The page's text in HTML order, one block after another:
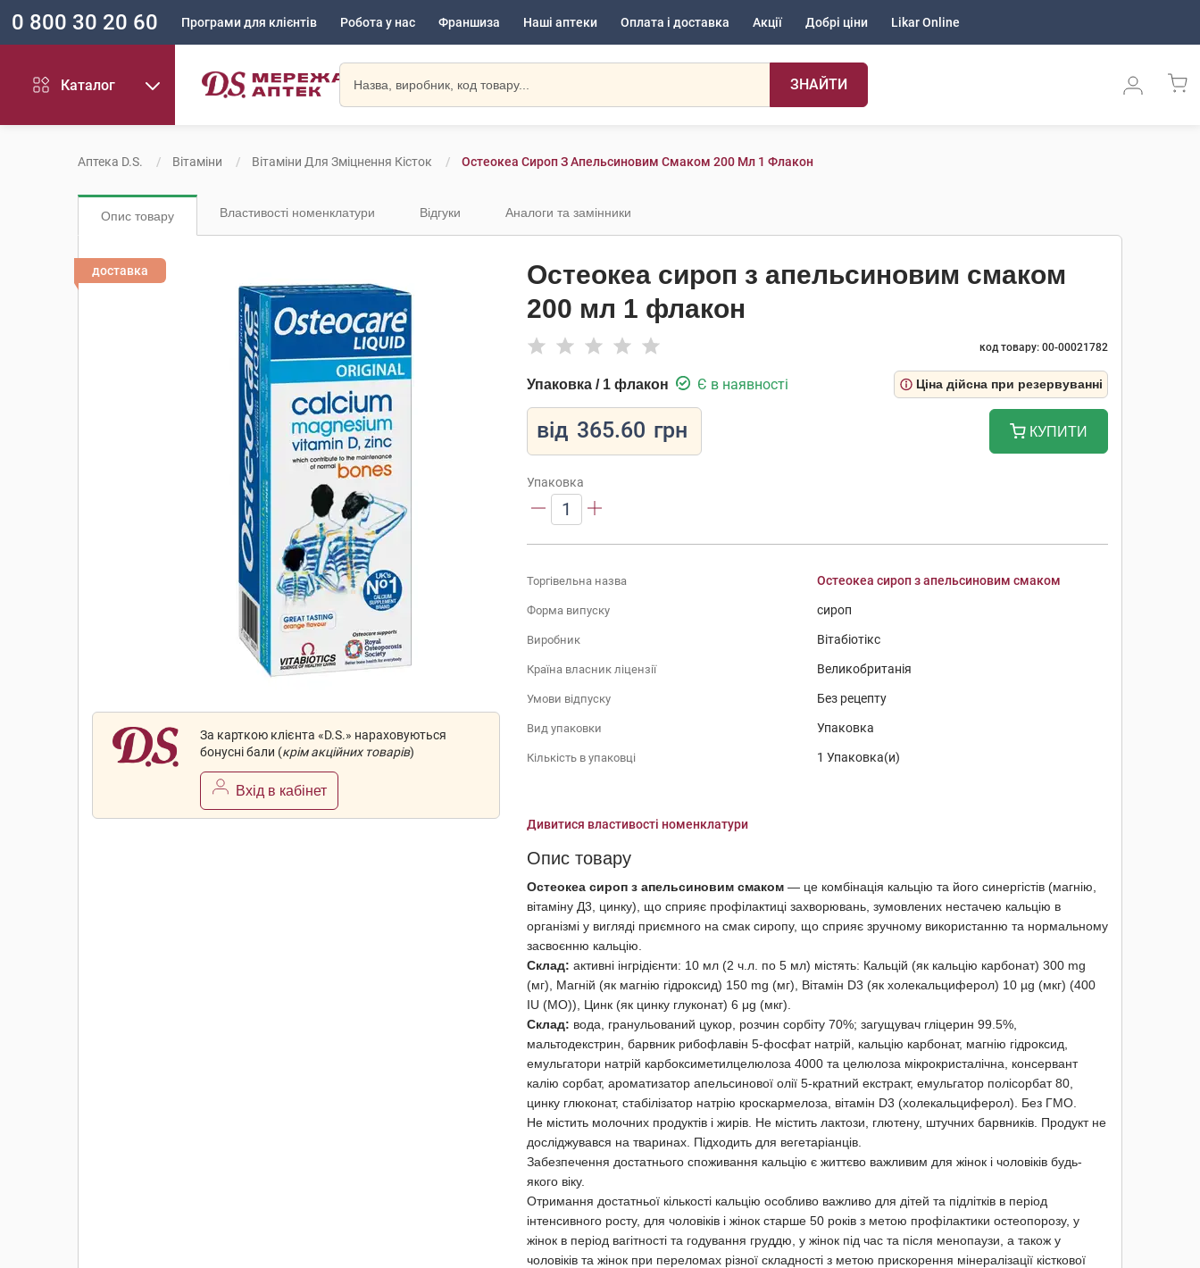
0 800 30 20 60 Програми для клієнтів Робота у нас Франшиза Наші аптеки Оплата і доставка Акції Добрі ціни Likar Online
Каталог ЗНАЙТИ
Аптека D.S. Вітаміни Вітаміни Для Зміцнення Кісток Остеокеа Сироп З Апельсиновим Смаком 200 Мл 1 Флакон
Опис товару Властивості номенклатури Відгуки Аналоги та замінники
доставка
За карткою клієнта «D.S.» нараховуються
бонусні бали (крім акційних товарів)
Вхід в кабінет
Остеокеа сироп з апельсиновим смаком
200 мл 1 флакон
код товару: 00-00021782
Упаковка / 1 флакон Є в наявності Ціна дійсна при резервуванні
від 365.60 грн КУПИТИ
Упаковка
1
Торгівельна назва Остеокеа сироп з апельсиновим смаком
Форма випуску сироп
Виробник Вітабіотікс
Країна власник ліцензії Великобританія
Умови відпуску Без рецепту
Вид упаковки Упаковка
Кількість в упаковці 1 Упаковка(и)
Дивитися властивості номенклатури
Опис товару
Остеокеа сироп з апельсиновим смаком — це комбінація кальцію та його синергістів (магнію,
вітаміну Д3, цинку), що сприяє профілактиці захворювань, зумовлених нестачею кальцію в
організмі у вигляді приємного на смак сиропу, що сприяє зручному використанню та нормальному
засвоєнню кальцію.
Склад: активні інгрідієнти: 10 мл (2 ч.л. по 5 мл) містять: Кальцій (як кальцію карбонат) 300 mg
(мг), Магній (як магнію гідроксид) 150 mg (мг), Вітамін D3 (як холекальциферол) 10 µg (мкг) (400
IU (MO)), Цинк (як цинку глуконат) 6 μg (мкг).
Cклад: вода, гранульований цукор, розчин сорбіту 70%; загущувач гліцерин 99.5%,
мальтодекстрин, барвник рибофлавін 5-фосфат натрій, кальцію карбонат, магнію гідроксид,
емульгатори натрій карбоксиметилцелюлоза 4000 та целюлоза мікрокристалічна, консервант
калію сорбат, ароматизатор апельсинової олії 5-кратний екстракт, емульгатор полісорбат 80,
цинку глюконат, стабілізатор натрію кроскармелоза, вітамін D3 (холекальциферол). Без ГМО.
Не містить молочних продуктів і жирів. Не містить лактози, глютену, штучних барвників. Продукт не
досліджувався на тваринах. Підходить для вегетаріанців.
Забезпечення достатнього споживання кальцію є життєво важливим для жінок і чоловіків будь-
якого віку.
Отримання достатньої кількості кальцію особливо важливо для дітей та підлітків в період
інтенсивного росту, для чоловіків і жінок старше 50 років з метою профілактики остеопорозу, у
жінок в період вагітності та годування груддю, у жінок під час та після менопаузи, а також у
чоловіків та жінок при переломах різної складності з метою прискорення мінералізації кісткової